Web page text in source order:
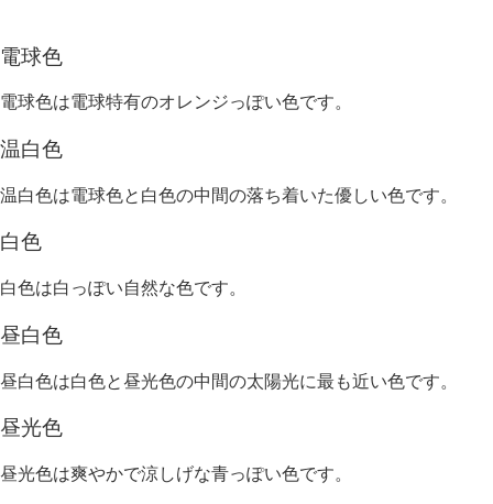
電球色
電球色は電球特有のオレンジっぽい色です。
温白色
温白色は電球色と白色の中間の落ち着いた優しい色です。
白色
白色は白っぽい自然な色です。
昼白色
昼白色は白色と昼光色の中間の太陽光に最も近い色です。
昼光色
昼光色は爽やかで涼しげな青っぽい色です。